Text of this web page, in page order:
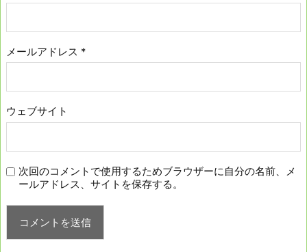
メールアドレス *
ウェブサイト
次回のコメントで使用するためブラウザーに自分の名前、メ
ールアドレス、サイトを保存する。